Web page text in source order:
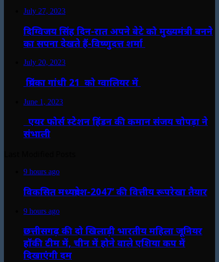
July 27, 2023
दिग्विजय सिंह दिन-रात अपने बेटे को मुख्यमंत्री बनने
का सपना देखते हैं-विष्णुदत्त शर्मा
July 20, 2023
प्रियंका गांधी 21 को ग्वालियर में
June 1, 2023
एयर फोर्स स्टेशन हिंडन की कमान संजय चोपड़ा ने
संभाली
9 hours ago
विकसित मध्यप्रदेश-2047’ की वित्तीय रूपरेखा तैयार
9 hours ago
छत्तीसगढ़ की दो खिलाड़ी भारतीय महिला जूनियर
हॉकी टीम में, चीन में होने वाले एशिया कप में
दिखाएंगी दम